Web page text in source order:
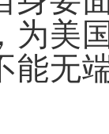
为美
能无